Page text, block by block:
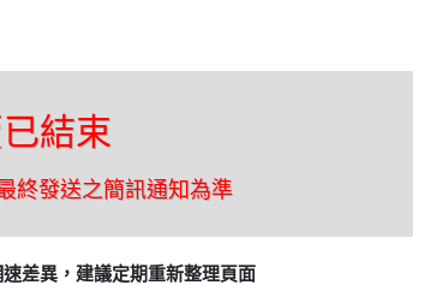
結束
終發送之簡訊通知為準
差異，建議定期重新整理頁面